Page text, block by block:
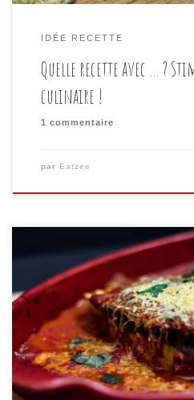
IDÉE RECETTE
Quelle recette avec … ?
culinaire !
1 commentaire
par Eatzee
Introduction Dans notre
évoqué la myriade d’idées
offrent les légumes. Les
polyvalents et savoureux,
en cuisine. Leur texture
s’intègrent parfaitement
des entrées aux plats